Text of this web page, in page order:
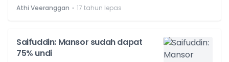
Athi Veeranggan ⋅ 17 tahun lepas
Saifuddin: Mansor sudah dapat
75% undi